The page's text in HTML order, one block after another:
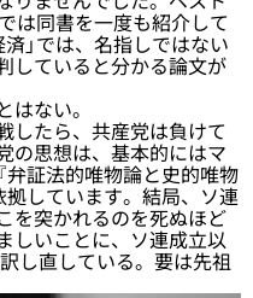
は同書を一度も紹介して
」では、名指しではない
していると分かる論文が
ない。
したら、共産党は負けて
の思想は、基本的にはマ
弁証法的唯物論と史的唯物
しています。結局、ソ連
を突かれるのを死ぬほど
しいことに、ソ連成立以
し直している。要は先祖